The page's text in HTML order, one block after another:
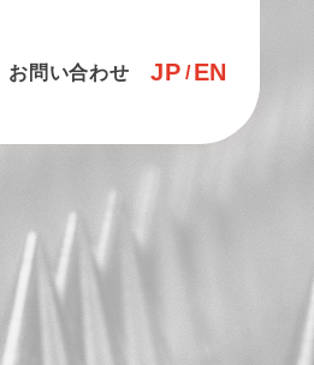
お問い合わせ JP EN